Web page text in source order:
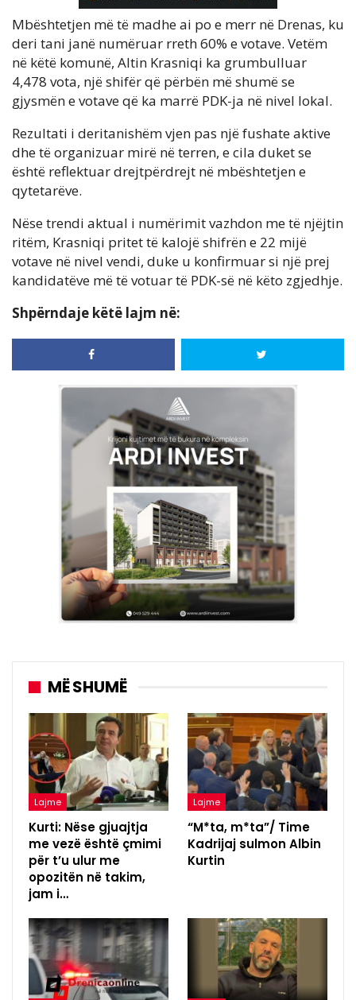
Mbështetjen më të madhe ai po e merr në Drenas, ku
deri tani janë numëruar rreth 60% e votave. Vetëm
në këtë komunë, Altin Krasniqi ka grumbulluar
4,478 vota, një shifër që përbën më shumë se
gjysmën e votave që ka marrë PDK-ja në nivel lokal.
Rezultati i deritanishëm vjen pas një fushate aktive
dhe të organizuar mirë në terren, e cila duket se
është reflektuar drejtpërdrejt në mbështetjen e
qytetarëve.
Nëse trendi aktual i numërimit vazhdon me të njëjtin
ritëm, Krasniqi pritet të kalojë shifrën e 22 mijë
votave në nivel vendi, duke u konfirmuar si një prej
kandidatëve më të votuar të PDK-së në këto zgjedhje.
Shpërndaje këtë lajm në:
MË SHUMË
Lajme
Kurti: Nëse gjuajtja
me vezë është çmimi
për t’u ulur me
opozitën në takim,
jam i…
Lajme
“M*ta, m*ta”/ Time
Kadrijaj sulmon Albin
Kurtin